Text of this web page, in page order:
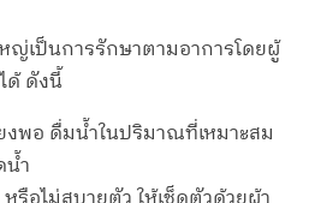
ญ่เป็นการรักษาตามอาการโดยผู้
ด้ ดังนี้
งพอ ดื่มน้ำในปริมาณที่เหมาะสม
น้ำ